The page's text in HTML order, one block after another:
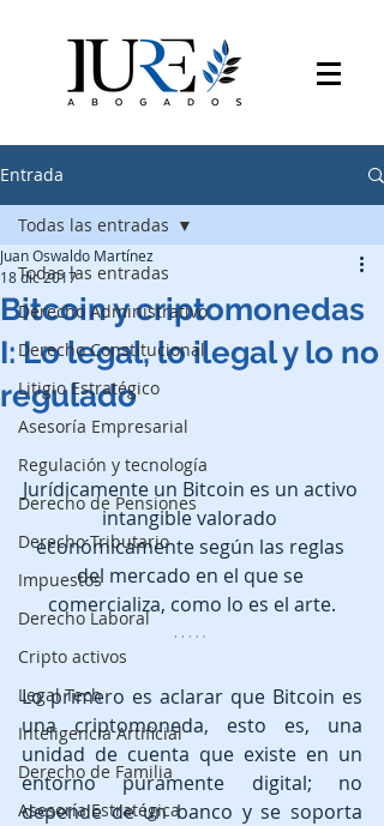
Entrada
Todas las entradas
Derecho Administrativo
Derecho Constitucional
Litigio Estratégico
Asesoría Empresarial
Regulación y tecnología
Derecho de Pensiones
Derecho Tributario
Impuestos
Derecho Laboral
Cripto activos
Legal Tech
Inteligencia Artificial
Derecho de Familia
Asesoría Estratégica
Todas las entradas
Bitcoin y criptomonedas
I: Lo legal, lo ilegal y lo no
regulado
Juan Oswaldo Martínez
18 dic 2017
Jurídicamente un Bitcoin es un activo
intangible valorado
económicamente según las reglas
del mercado en el que se
comercializa, como lo es el arte.
Lo primero es aclarar que Bitcoin es
una criptomoneda, esto es, una
unidad de cuenta que existe en un
entorno puramente digital; no
depende de un banco y se soporta